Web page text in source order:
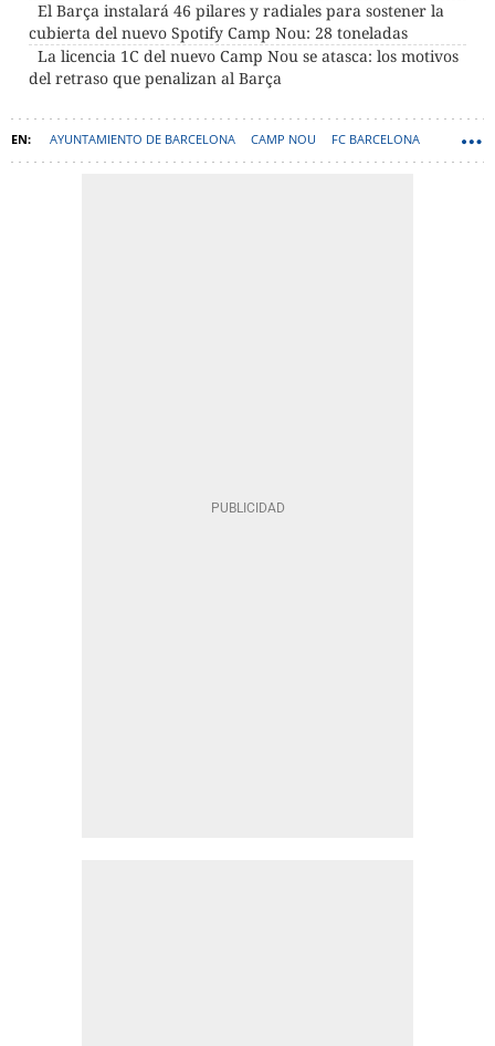
El Barça instalará 46 pilares y radiales para sostener la
cubierta del nuevo Spotify Camp Nou: 28 toneladas
La licencia 1C del nuevo Camp Nou se atasca: los motivos
del retraso que penalizan al Barça
AYUNTAMIENTO DE BARCELONA CAMP NOU FC BARCELONA